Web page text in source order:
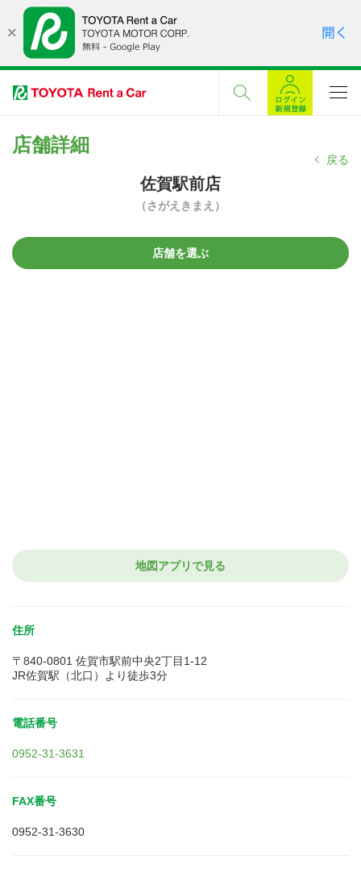
店舗詳細
戻る
佐賀駅前店
（さがえきまえ）
店舗を選ぶ
地図アプリで見る
住所
〒840-0801 佐賀市駅前中央2丁目1-12
JR佐賀駅（北口）より徒歩3分
電話番号
0952-31-3631
FAX番号
0952-31-3630